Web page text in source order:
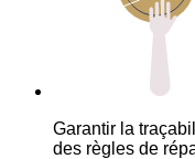
Garantir la
des règles de